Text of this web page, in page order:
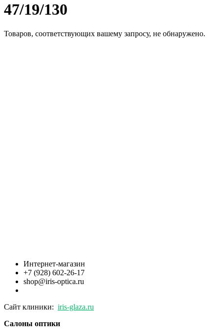
47/19/130
Товаров, соответствующих вашему запросу, не обнаружено.
Интернет-магазин
+7 (928) 602-26-17
shop@iris-optica.ru
Сайт клиники: iris-glaza.ru
Салоны оптики